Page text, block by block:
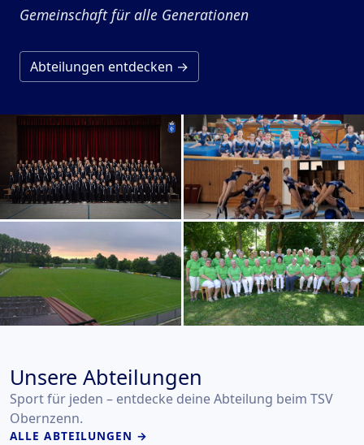
Gemeinschaft für alle Generationen
Abteilungen entdecken →
Unsere Abteilungen
Sport für jeden – entdecke deine Abteilung beim TSV
Obernzenn.
ALLE ABTEILUNGEN →